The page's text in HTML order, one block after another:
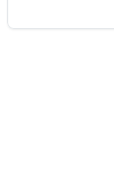
vai apresentar a